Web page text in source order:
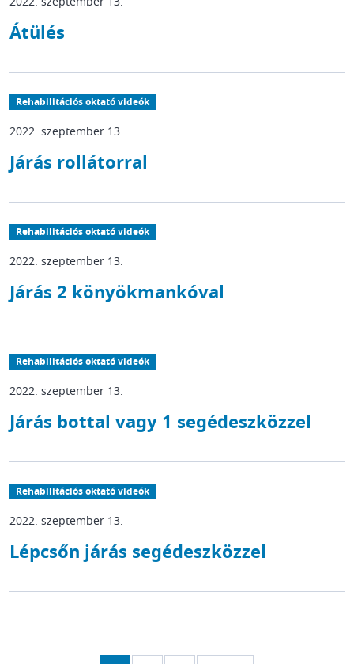
Átülés
Rehabilitációs oktató videók
2022. szeptember 13.
Járás rollátorral
Rehabilitációs oktató videók
2022. szeptember 13.
Járás 2 könyökmankóval
Rehabilitációs oktató videók
2022. szeptember 13.
Járás bottal vagy 1 segédeszközzel
Rehabilitációs oktató videók
2022. szeptember 13.
Lépcsőn járás segédeszközzel